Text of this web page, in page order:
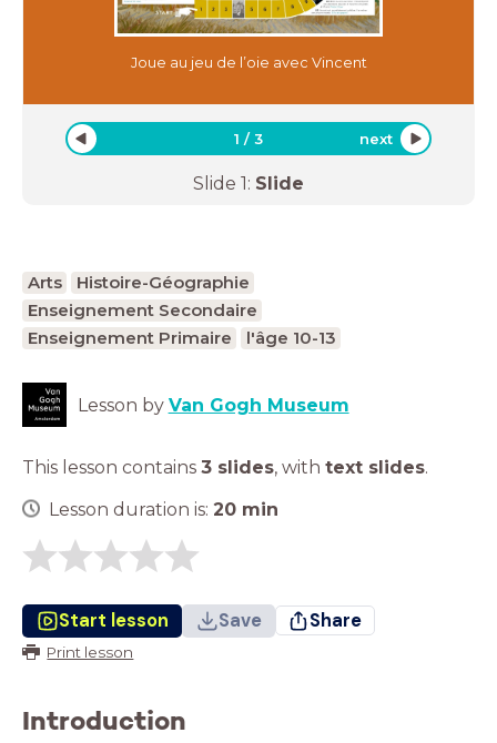
Joue au jeu de l’oie avec Vincent
1 /3 next
Slide 1: Slide
Arts
Histoire-Géographie
Enseignement Secondaire
Enseignement Primaire
l'âge 10-13
Lesson by Van Gogh Museum
This lesson contains 3 slides, with text slides.
Lesson duration is: 20 min
Start lesson Save Share
Print lesson
Introduction